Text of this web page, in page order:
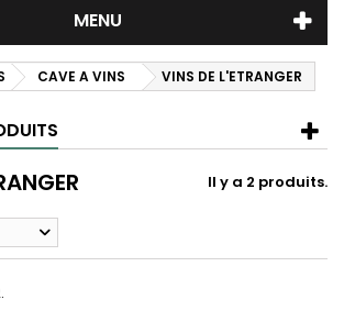
MENU
CAVE A VINS VINS DE L'ETRANGER
Il y a 2 produits.